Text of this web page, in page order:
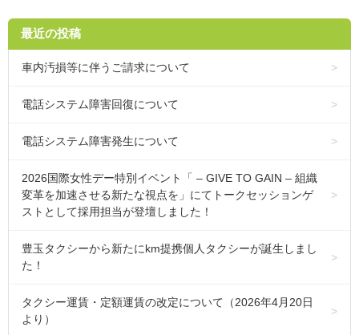
最近の投稿
車内汚損等に伴うご請求について
電話システム障害回復について
電話システム障害発生について
2026国際女性デー特別イベント「 – GIVE TO GAIN – 組織
変革を加速させる新たな視点を」にてトークセッションゲ
ストとして採用担当が登壇しました！
豊玉タクシーから新たにkm提携個人タクシーが誕生しまし
た！
タクシー運賃・定額運賃の改定について（2026年4月20日
より）